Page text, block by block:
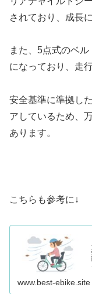
されており、成長
また、5点式のベ
になっており、走
安全基準に準拠し
アしているため、
あります。
こちらも参考に↓
www.best-ebike.site